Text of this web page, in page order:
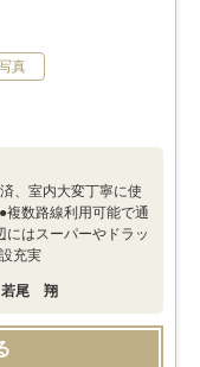
真
、室内大変丁寧に使
複数路線利用可能で通
はスーパーやドラッ
充実
若尾 翔